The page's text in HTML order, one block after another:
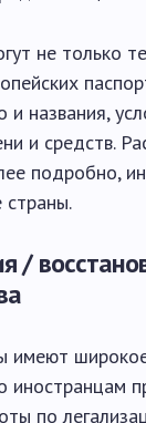
не только
и названия,
и средств.
подробно,
страны.
/
имеют
иностранцам
по